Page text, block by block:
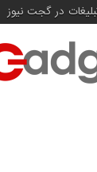
در گجت نیوز